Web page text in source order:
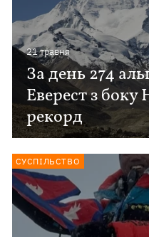
21 травня
За день 274
Еверест з
рекорд
СУСПІЛЬСТВО